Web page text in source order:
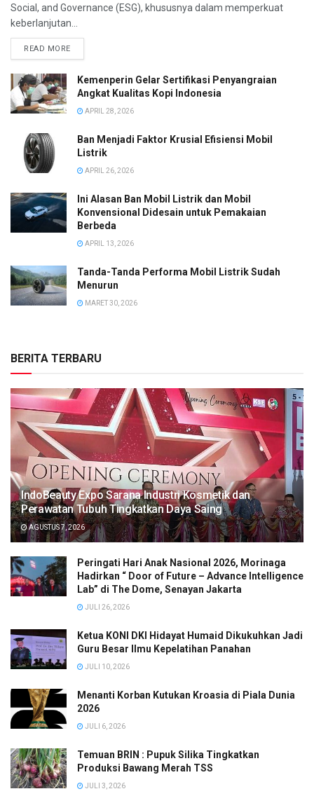
Social, and Governance (ESG), khususnya dalam memperkuat
keberlanjutan...
READ MORE
Kemenperin Gelar Sertifikasi Penyangraian
Angkat Kualitas Kopi Indonesia
APRIL 28, 2026
Ban Menjadi Faktor Krusial Efisiensi Mobil
Listrik
APRIL 26, 2026
Ini Alasan Ban Mobil Listrik dan Mobil
Konvensional Didesain untuk Pemakaian
Berbeda
APRIL 13, 2026
Tanda-Tanda Performa Mobil Listrik Sudah
Menurun
MARET 30, 2026
BERITA TERBARU
IndoBeauty Expo Sarana Industri Kosmetik dan
Perawatan Tubuh Tingkatkan Daya Saing
AGUSTUS 7, 2026
Peringati Hari Anak Nasional 2026, Morinaga
Hadirkan “ Door of Future – Advance Intelligence
Lab” di The Dome, Senayan Jakarta
JULI 26, 2026
Ketua KONI DKI Hidayat Humaid Dikukuhkan Jadi
Guru Besar Ilmu Kepelatihan Panahan
JULI 10, 2026
Menanti Korban Kutukan Kroasia di Piala Dunia
2026
JULI 6, 2026
Temuan BRIN : Pupuk Silika Tingkatkan
Produksi Bawang Merah TSS
JULI 3, 2026